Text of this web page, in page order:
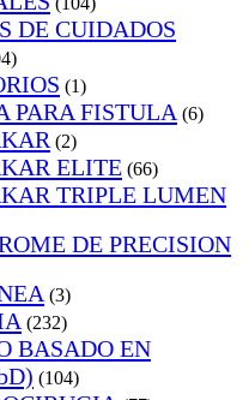
DE CUIDADOS
(1)
PARA FISTULA (6)
(2)
ELITE (66)
TRIPLE LUMEN
DE PRECISION
(3)
(232)
BASADO EN
(104)